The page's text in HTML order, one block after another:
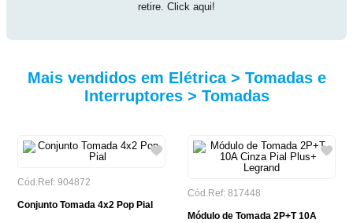
retire. Click aqui!
Mais vendidos em Elétrica > Tomadas e
Interruptores > Tomadas
Cód.Ref: 904872
Conjunto Tomada 4x2 Pop Pial
Cód.Ref: 817448
Módulo de Tomada 2P+T 10A